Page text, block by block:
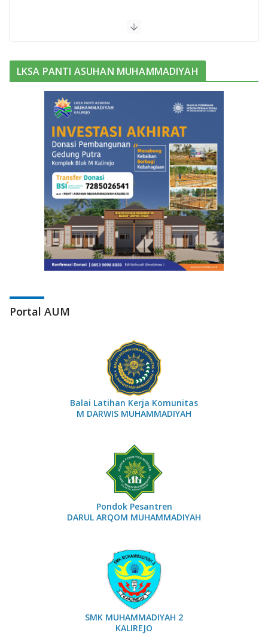
Bukan Barak Militer, Sekolah ini
0 Comments
Purwadi, Nahkoda Baru MAM
Kalirejo Dikukuhkan Prof Sudarman
November 3, 2025 0 Comments
LKSA PANTI ASUHAN MUHAMMADIYAH
Portal AUM
Balai Latihan Kerja Komunitas
M DARWIS MUHAMMADIYAH
Pondok Pesantren
DARUL ARQOM MUHAMMADIYAH
SMK MUHAMMADIYAH 2
KALIREJO